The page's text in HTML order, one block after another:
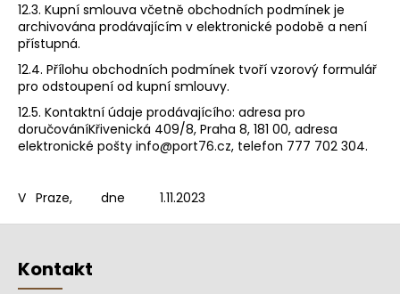
12.3. Kupní smlouva včetně obchodních podmínek je
archivována prodávajícím v elektronické podobě a není
přístupná.
12.4. Přílohu obchodních podmínek tvoří vzorový formulář
pro odstoupení od kupní smlouvy.
12.5. Kontaktní údaje prodávajícího: adresa pro
doručováníKřivenická 409/8, Praha 8, 181 00, adresa
elektronické pošty info@port76.cz, telefon 777 702 304.
V Praze, dne 1.11.2023
Kontakt